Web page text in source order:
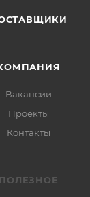
Вакансии
Проекты
Контакты
ПОЛЕЗНОЕ